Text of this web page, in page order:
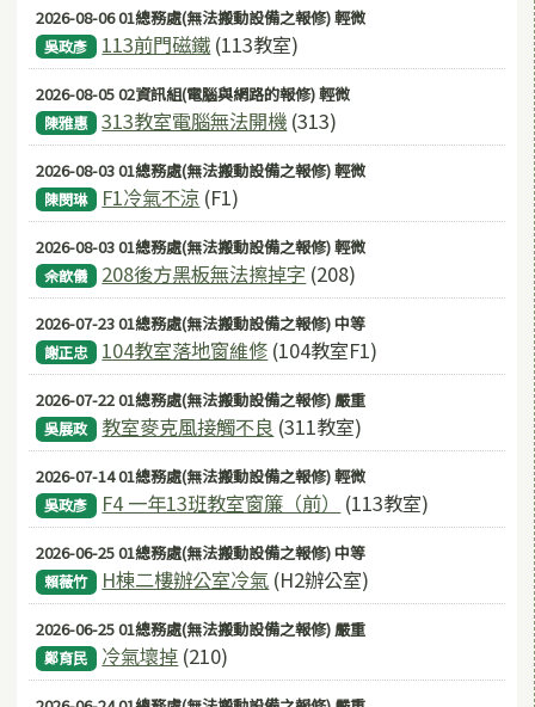
2026-08-06 01總務處(無法搬動設備之報修) 輕微
吳政彥 113前門磁鐵 (113教室)
2026-08-05 02資訊組(電腦與網路的報修) 輕微
陳雅惠 313教室電腦無法開機 (313)
2026-08-03 01總務處(無法搬動設備之報修) 輕微
陳閔琳 F1冷氣不涼 (F1)
2026-08-03 01總務處(無法搬動設備之報修) 輕微
佘歆儀 208後方黑板無法擦掉字 (208)
2026-07-23 01總務處(無法搬動設備之報修) 中等
謝正忠 104教室落地窗維修 (104教室F1)
2026-07-22 01總務處(無法搬動設備之報修) 嚴重
吳展政 教室麥克風接觸不良 (311教室)
2026-07-14 01總務處(無法搬動設備之報修) 輕微
吳政彥 F4 一年13班教室窗簾（前） (113教室)
2026-06-25 01總務處(無法搬動設備之報修) 中等
賴薇竹 H棟二樓辦公室冷氣 (H2辦公室)
2026-06-25 01總務處(無法搬動設備之報修) 嚴重
鄭育民 冷氣壞掉 (210)